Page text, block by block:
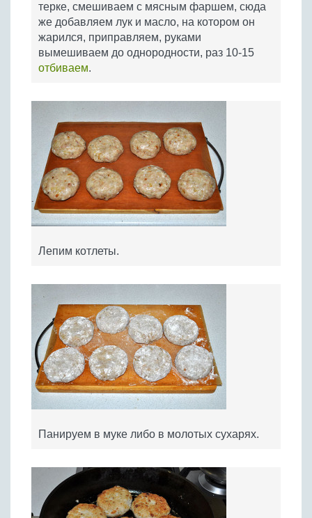
терке, смешиваем с мясным фаршем, сюда
же добавляем лук и масло, на котором он
жарился, приправляем, руками
вымешиваем до однородности, раз 10-15
отбиваем.
Лепим котлеты.
Панируем в муке либо в молотых сухарях.